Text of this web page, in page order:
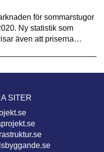
för sommarstugor
Ny statistik som
även att priserna…
SITER